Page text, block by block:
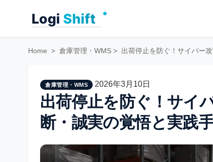
Home > 倉庫管理・WMS > 出荷停止を防ぐ！サイバー
倉庫管理・WMS 2026年3月10日
出荷停止を防ぐ！サイ
断・誠実の覚悟と実践